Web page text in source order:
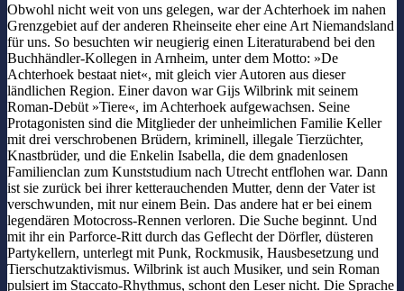
Obwohl nicht weit von uns gelegen, war der Achterhoek im nahen
Grenzgebiet auf der anderen Rheinseite eher eine Art Niemandsland
für uns. So besuchten wir neugierig einen Literaturabend bei den
Buchhändler-Kollegen in Arnheim, unter dem Motto: »De
Achterhoek bestaat niet«, mit gleich vier Autoren aus dieser
ländlichen Region. Einer davon war Gijs Wilbrink mit seinem
Roman-Debüt »Tiere«, im Achterhoek aufgewachsen. Seine
Protagonisten sind die Mitglieder der unheimlichen Familie Keller
mit drei verschrobenen Brüdern, kriminell, illegale Tierzüchter,
Knastbrüder, und die Enkelin Isabella, die dem gnadenlosen
Familienclan zum Kunststudium nach Utrecht entflohen war. Dann
ist sie zurück bei ihrer ketterauchenden Mutter, denn der Vater ist
verschwunden, mit nur einem Bein. Das andere hat er bei einem
legendären Motocross-Rennen verloren. Die Suche beginnt. Und
mit ihr ein Parforce-Ritt durch das Geflecht der Dörfler, düsteren
Partykellern, unterlegt mit Punk, Rockmusik, Hausbesetzung und
Tierschutzaktivismus. Wilbrink ist auch Musiker, und sein Roman
pulsiert im Staccato-Rhythmus, schont den Leser nicht. Die Sprache